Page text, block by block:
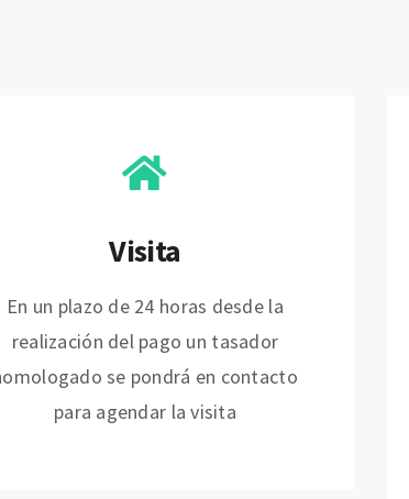
Visita
En un plazo de 24 horas desde la
realización del pago un tasador
se pondrá en contacto
para agendar la visita